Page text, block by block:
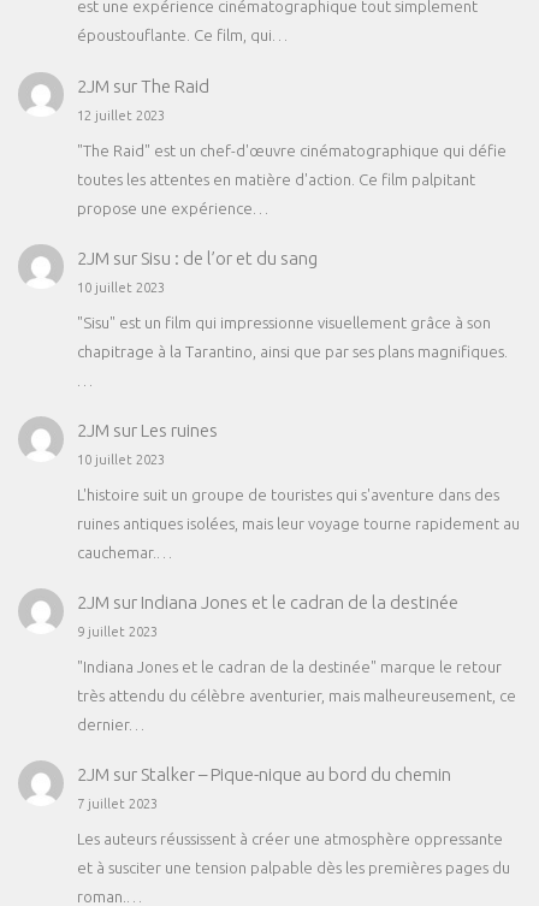
est une expérience cinématographique tout simplement
époustouflante. Ce film, qui…
2JM surThe Raid
12 juillet 2023
"The Raid" est un chef-d'œuvre cinématographique qui défie
toutes les attentes en matière d'action. Ce film palpitant
propose une expérience…
2JM sur Sisu : de l’or et du sang
10 juillet 2023
"Sisu" est un film qui impressionne visuellement grâce à son
chapitrage à la Tarantino, ainsi que par ses plans magnifiques.
2JM sur Les ruines
10 juillet 2023
L'histoire suit un groupe de touristes qui s'aventure dans des
ruines antiques isolées, mais leur voyage tourne rapidement au
cauchemar.…
2JM sur Indiana Jones et le cadran de la destinée
9 juillet 2023
"Indiana Jones et le cadran de la destinée" marque le retour
très attendu du célèbre aventurier, mais malheureusement, ce
dernier…
2JM sur Stalker – Pique-nique au bord du chemin
7 juillet 2023
Les auteurs réussissent à créer une atmosphère oppressante
et à susciter une tension palpable dès les premières pages du
roman.…